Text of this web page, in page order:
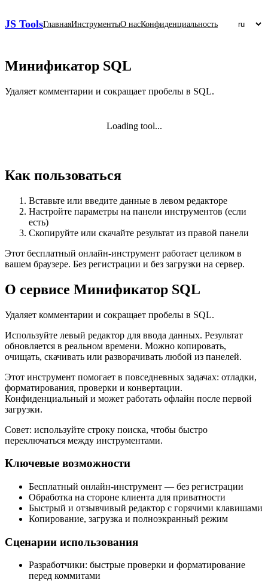
JS ToolsГлавнаяИнструментыО насКонфиденциальность
Минификатор SQL
Удаляет комментарии и сокращает пробелы в SQL.
Loading tool...
Как пользоваться
Вставьте или введите данные в левом редакторе
Настройте параметры на панели инструментов (если
есть)
Скопируйте или скачайте результат из правой панели
Этот бесплатный онлайн‑инструмент работает целиком в
вашем браузере. Без регистрации и без загрузки на сервер.
О сервисе Минификатор SQL
Удаляет комментарии и сокращает пробелы в SQL.
Используйте левый редактор для ввода данных. Результат
обновляется в реальном времени. Можно копировать,
очищать, скачивать или разворачивать любой из панелей.
Этот инструмент помогает в повседневных задачах: отладки,
форматирования, проверки и конвертации.
Конфиденциальный и может работать офлайн после первой
загрузки.
Совет: используйте строку поиска, чтобы быстро
переключаться между инструментами.
Ключевые возможности
Бесплатный онлайн‑инструмент — без регистрации
Обработка на стороне клиента для приватности
Быстрый и отзывчивый редактор с горячими клавишами
Копирование, загрузка и полноэкранный режим
Сценарии использования
Разработчики: быстрые проверки и форматирование
перед коммитами